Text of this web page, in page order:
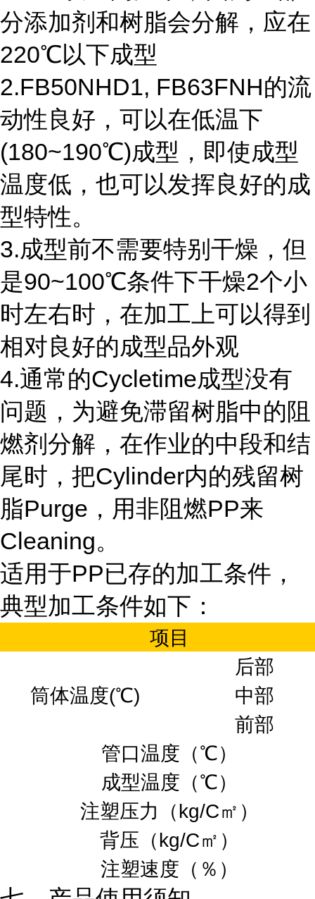
分添加剂和树脂会分解，应在
220℃以下成型
2.FB50NHD1, FB63FNH的流
动性良好，可以在低温下
(180~190℃)成型，即使成型
温度低，也可以发挥良好的成
型特性。
3.成型前不需要特别干燥，但
是90~100℃条件下干燥2个小
时左右时，在加工上可以得到
相对良好的成型品外观
4.通常的Cycletime成型没有
问题，为避免滞留树脂中的阻
燃剂分解，在作业的中段和结
尾时，把Cylinder内的残留树
脂Purge，用非阻燃PP来
Cleaning。
适用于PP已存的加工条件，
典型加工条件如下：
项目
筒体温度(℃)
后部
中部
前部
管口温度（℃）
成型温度（℃）
注塑压力（kg/C㎡）
背压（kg/C㎡）
注塑速度（％）